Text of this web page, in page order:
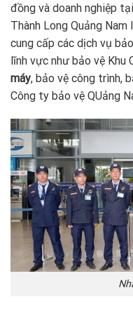
đồng và doanh nghiệp
Thành Long Quảng
cung cấp các dịch vụ
lĩnh vực như bảo vệ Khu
máy, bảo vệ công trình,
Công ty bảo vệ QUảng